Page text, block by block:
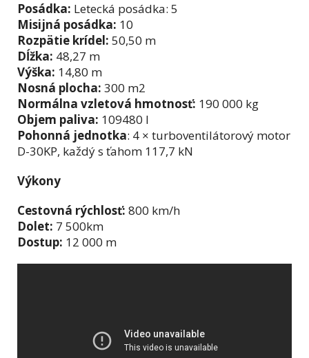
Posádka: Letecká posádka: 5
Misijná posádka: 10
Rozpätie krídel: 50,50 m
Dĺžka: 48,27 m
Výška: 14,80 m
Nosná plocha: 300 m2
Normálna vzletová hmotnosť: 190 000 kg
Objem paliva: 109480 l
Pohonná jednotka: 4 × turboventilátorový motor
D-30KP, každý s ťahom 117,7 kN
Výkony
Cestovná rýchlosť: 800 km/h
Dolet: 7 500km
Dostup: 12 000 m